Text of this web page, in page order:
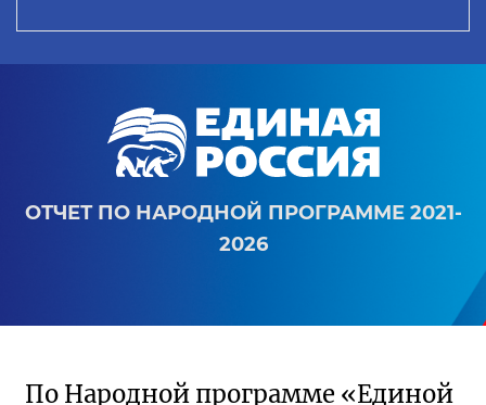
ОТЧЕТ ПО НАРОДНОЙ ПРОГРАММЕ 2021-
2026
По Народной программе «Единой